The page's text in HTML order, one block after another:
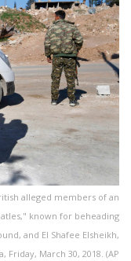
alleged members of an
known for beheading
and El Shafee Elsheikh,
March 30, 2018. (AP